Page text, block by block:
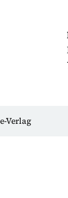
Verlag